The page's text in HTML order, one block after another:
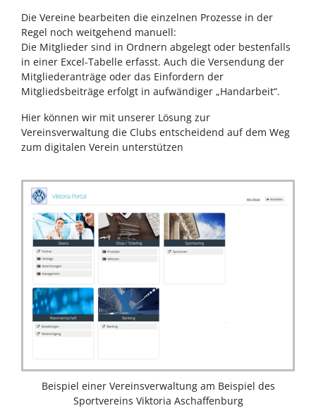
Die Vereine bearbeiten die einzelnen Prozesse in der
Regel noch weitgehend manuell:
Die Mitglieder sind in Ordnern abgelegt oder bestenfalls
in einer Excel-Tabelle erfasst. Auch die Versendung der
Mitgliederanträge oder das Einfordern der
Mitgliedsbeiträge erfolgt in aufwändiger „Handarbeit“.
Hier können wir mit unserer Lösung zur
Vereinsverwaltung die Clubs entscheidend auf dem Weg
zum digitalen Verein unterstützen
Beispiel einer Vereinsverwaltung am Beispiel des
Sportvereins Viktoria Aschaffenburg